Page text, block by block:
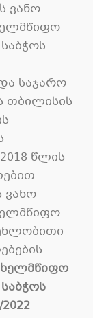
ვანო
საჯარო
თბილისის
წლის
ვანო
საბჭოს